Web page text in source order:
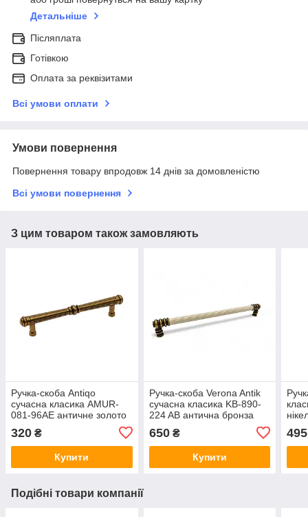
Детальніше
Післяплата
Готівкою
Оплата за реквізитами
Всі умови оплати
Умови повернення
Повернення товару впродовж 14 днів за домовленістю
Всі умови повернення
З цим товаром також замовляють
Ручка-скоба Antiqo
сучасна класика AMUR-
081-96AE античне золото
320 ₴
Купити
Ручка-скоба Verona Antik
сучасна класика KB-890-
224 AB антична бронза
650₴
Купити
495
Подібні товари компанії